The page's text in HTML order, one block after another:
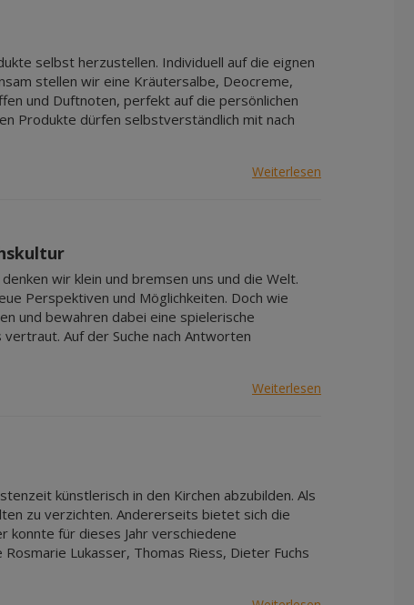
Okt 2026
Nov 2026
Dez 2026
Jan 2027
selbst herzustellen. Individuell auf die eignen
stellen wir eine Kräutersalbe, Deocreme,
und Duftnoten, perfekt auf die persönlichen
Produkte dürfen selbstverständlich mit nach
Weiterlesen
wir klein und bremsen uns und die Welt.
Perspektiven und Möglichkeiten. Doch wie
und bewahren dabei eine spielerische
Auf der Suche nach Antworten
Weiterlesen
künstlerisch in den Kirchen abzubilden. Als
zu verzichten. Andererseits bietet sich die
konnte für dieses Jahr verschiedene
Lukasser, Thomas Riess, Dieter Fuchs